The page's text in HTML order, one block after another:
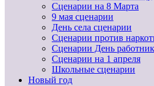
Сценарии на 8 Марта
9 мая сценарии
День села сценарии
Сценарии против
Сценарии День
Сценарии на 1 апреля
Школьные сценарии
Новый год